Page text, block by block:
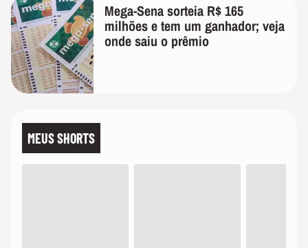
Mega-Sena sorteia R$ 165
milhões e tem um ganhador; veja
onde saiu o prêmio
MEUS SHORTS